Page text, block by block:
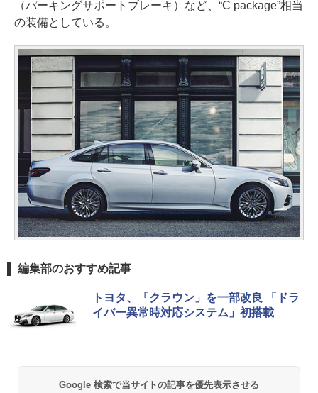
（パーキングサポートブレーキ）など、“C package”相当
の装備としている。
編集部のおすすめ記事
トヨタ、「クラウン」を一部改良 「ドラ
イバー異常時対応システム」初搭載
Google 検索で当サイトの記事を優先表示させる